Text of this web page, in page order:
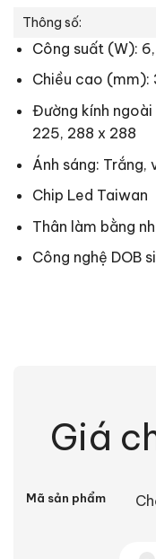
Thông số:
Công suất (W): 6,
Chiều cao (mm):
Đường kính ngoài
225, 288 x 288
Ánh sáng: Trắng,
Chip Led Taiwan
Thân làm bằng
Công nghệ DOB
Giá
Mã sản phẩm